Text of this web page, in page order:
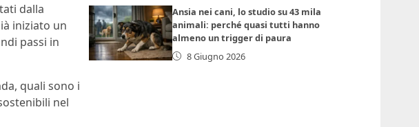
dalla
iniziato un
passi in
quali sono i
nel
Ansia nei cani, lo studio su 43 mila
animali: perché quasi tutti hanno
almeno un trigger di paura
8 Giugno 2026